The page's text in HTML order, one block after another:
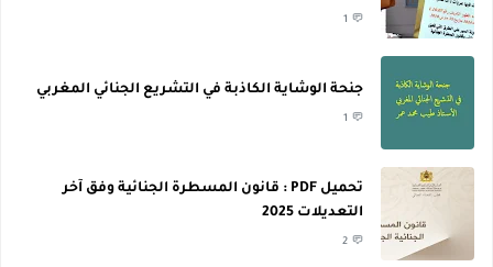
1
جنحة الوشاية الكاذبة في التشريع الجنائي المغربي
1
تحميل PDF : قانون المسطرة الجنائية وفق آخر
التعديلات 2025
2